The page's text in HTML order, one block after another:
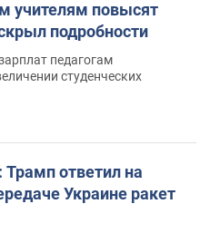
учителям повысят
подробности
педагогам
студенческих
ответил на
Украине ракет